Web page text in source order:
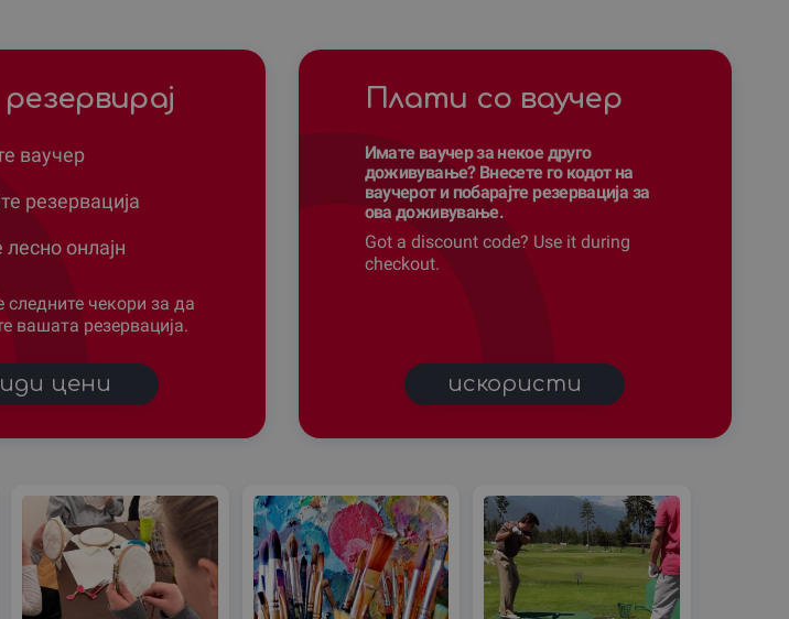
ваучер
резервација
лесно онлајн
следните чекори за да
вашата резервација.
цени
Плати со ваучер
Имате ваучер за некое друго
доживување? Внесете го кодот на
ваучерот и побарајте резервација за
ова доживување.
Got a discount code? Use it during
checkout.
искористи